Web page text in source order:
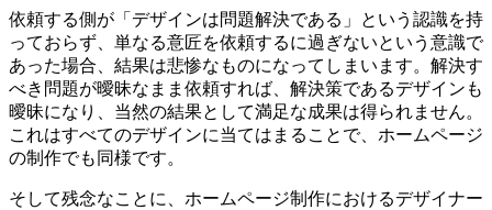
依頼する側が「デザインは問題解決である」という認識を持
っておらず、単なる意匠を依頼するに過ぎないという意識で
あった場合、結果は悲惨なものになってしまいます。解決す
べき問題が曖昧なまま依頼すれば、解決策であるデザインも
曖昧になり、当然の結果として満足な成果は得られません。
これはすべてのデザインに当てはまることで、ホームページ
の制作でも同様です。
そして残念なことに、ホームページ制作におけるデザイナー